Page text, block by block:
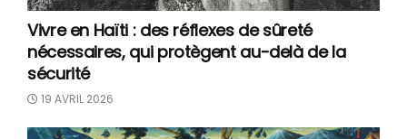
Vivre en Haïti : des réflexes de sûreté
nécessaires, qui protègent au-delà de la
sécurité
19 AVRIL 2026